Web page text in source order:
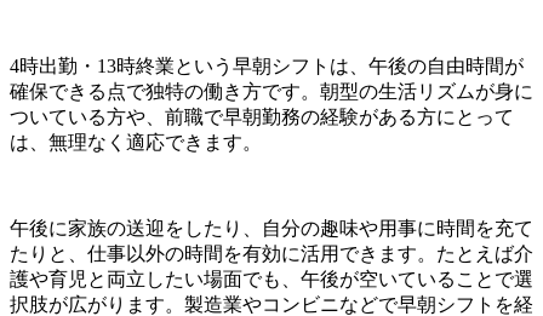
4時出勤・13時終業という早朝シフトは、午後の自由時間が
確保できる点で独特の働き方です。朝型の生活リズムが身に
ついている方や、前職で早朝勤務の経験がある方にとって
は、無理なく適応できます。
午後に家族の送迎をしたり、自分の趣味や用事に時間を充て
たりと、仕事以外の時間を有効に活用できます。たとえば介
護や育児と両立したい場面でも、午後が空いていることで選
択肢が広がります。製造業やコンビニなどで早朝シフトを経